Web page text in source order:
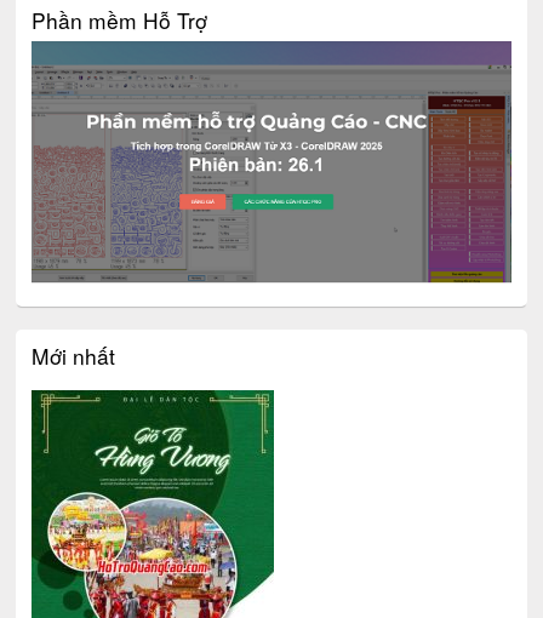
Phần mềm Hỗ Trợ
Mới nhất